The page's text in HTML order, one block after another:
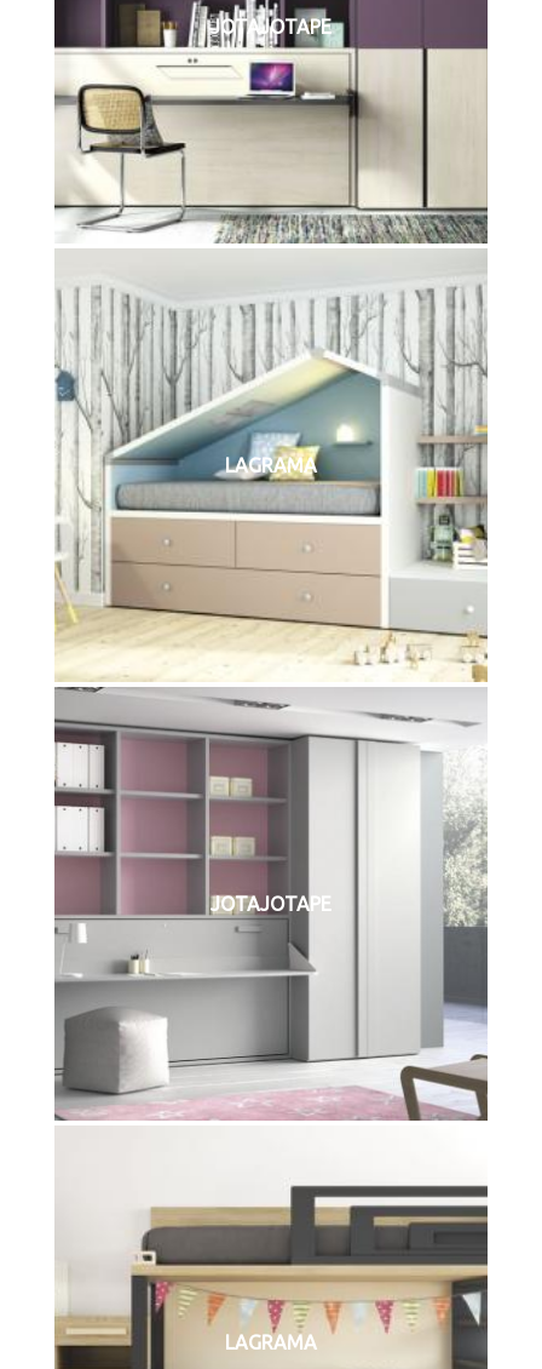
JOTAJOTAPE
LAGRAMA
JOTAJOTAPE
LAGRAMA